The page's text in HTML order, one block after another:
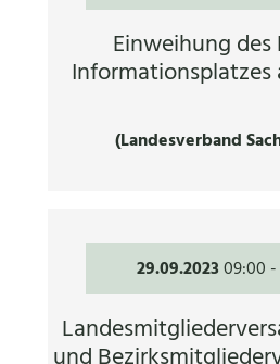
Einweihung des
Informationsplatzes
(Landesverband
29.09.202309:00 -